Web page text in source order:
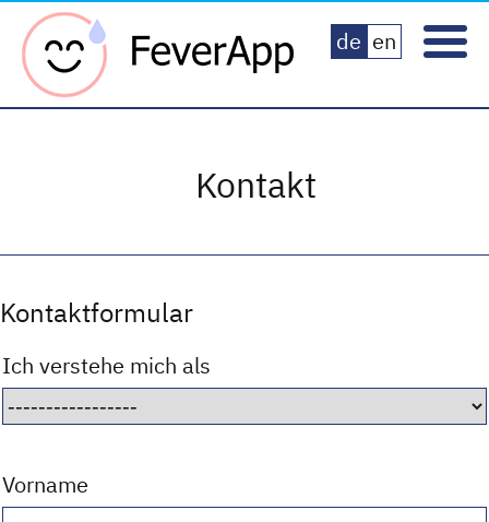
Fever App
de en
Kontakt
Kontaktformular
Ich verstehe mich als
Vorname